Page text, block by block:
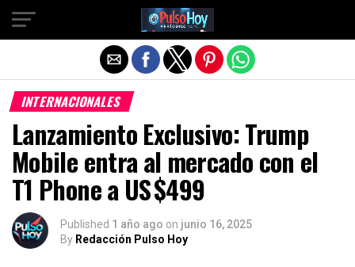
INTERNACIONALES
Lanzamiento Exclusivo: Trump
Mobile entra al mercado con el
T1 Phone a US $499
Published 1 año ago on junio 16, 2025
By Redacción Pulso Hoy
Salir de la versión móvil